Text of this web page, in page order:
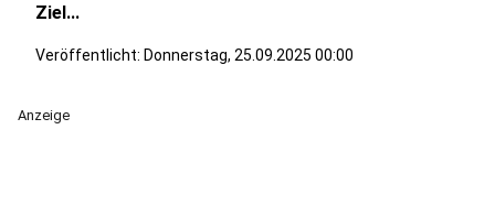
Ziel...
Veröffentlicht: Donnerstag, 25.09.2025 00:00
Anzeige